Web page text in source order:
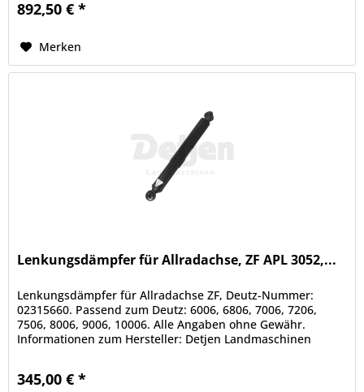
892,50 € *
Merken
Lenkungsdämpfer für Allradachse, ZF APL 3052,...
Lenkungsdämpfer für Allradachse ZF, Deutz-Nummer:
02315660. Passend zum Deutz: 6006, 6806, 7006, 7206,
7506, 8006, 9006, 10006. Alle Angaben ohne Gewähr.
Informationen zum Hersteller: Detjen Landmaschinen
345,00 € *